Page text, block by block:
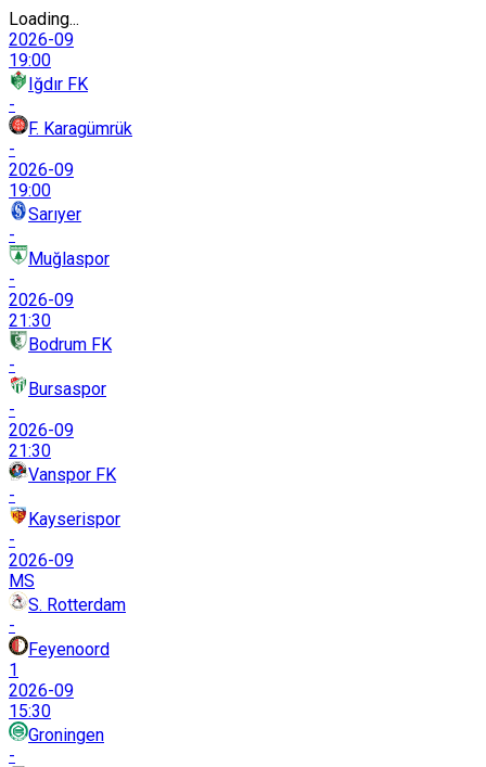
Loading...
2026-09
19:00
Iğdır FK
-
F. Karagümrük
-
2026-09
19:00
Sarıyer
-
Muğlaspor
-
2026-09
21:30
Bodrum FK
-
Bursaspor
-
2026-09
21:30
Vanspor FK
-
Kayserispor
-
2026-09
MS
S. Rotterdam
-
Feyenoord
1
2026-09
15:30
Groningen
-